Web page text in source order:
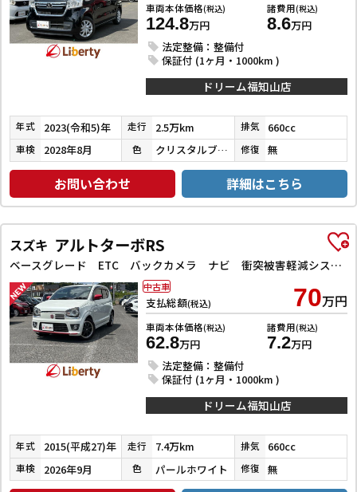
車両本体価格(税込)
124.8万円
諸費用(税込)
8.6万円
法定整備：整備付
保証付 (1ヶ月・1000km )
ドリーム福知山店
年式 2023(令和5)年 走行 2.5万km 排気 660cc
車検 2028年8月 色 クリスタルブラックパール 修復 無
お問い合わせ 詳細はこちら
スズキ アルトターボRS
ベースグレード ETC バックカメラ ナビ 衝突被害軽減システム オートライト HID スマートキー アイドリングストップ 電動格納ミラー シートヒーター AT 盗難防止システム ABS ESC アルミホイール
支払総額(税込) 70万円
車両本体価格(税込)
62.8万円
諸費用(税込)
7.2万円
法定整備：整備付
保証付 (1ヶ月・1000km )
中古車
ドリーム福知山店
年式 2015(平成27)年 走行 7.4万km 排気 660cc
車検 2026年9月 色 パールホワイト 修復 無